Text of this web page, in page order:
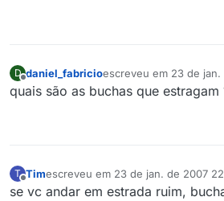
D
Offline
daniel_fabricioescreveu em 23 de jan.
última edição por
quais são as buchas que estragam
T Timescreveu em 23 de jan. de 2007
última edição por
se vc andar em estrada ruim,